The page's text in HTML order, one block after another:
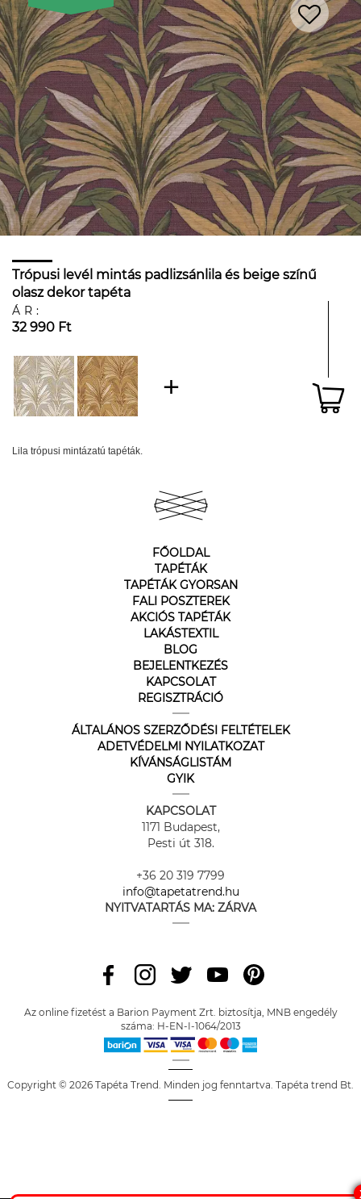
Trópusi levél mintás padlizsánlila és beige színű
olasz dekor tapéta
ÁR:
32 990 Ft
Lila trópusi mintázatú tapéták.
FŐOLDAL
TAPÉTÁK
TAPÉTÁK GYORSAN
FALI POSZTEREK
AKCIÓS TAPÉTÁK
LAKÁSTEXTIL
BLOG
BEJELENTKEZÉS
KAPCSOLAT
REGISZTRÁCIÓ
ÁLTALÁNOS SZERZŐDÉSI FELTÉTELEK
ADETVÉDELMI NYILATKOZAT
KÍVÁNSÁGLISTÁM
GYIK
KAPCSOLAT
1171 Budapest,
Pesti út 318.
+36 20 319 7799
info@tapetatrend.hu
NYITVATARTÁS MA: ZÁRVA
Az online fizetést a Barion Payment Zrt. biztosítja, MNB engedély
száma: H-EN-I-1064/2013
Copyright © 2026 Tapéta Trend. Minden jog fenntartva. Tapéta trend Bt.